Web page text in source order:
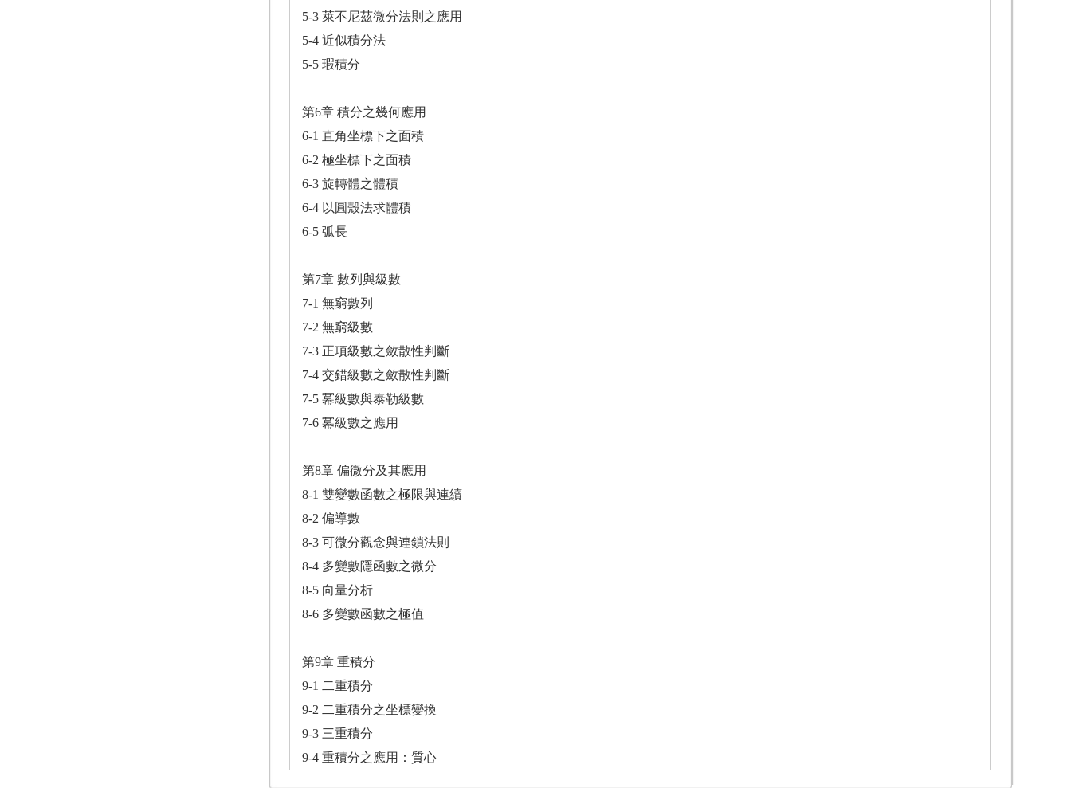
5-3 萊不尼茲微分法則之應用
5-4 近似積分法
5-5 瑕積分
第6章 積分之幾何應用
6-1 直角坐標下之面積
6-2 極坐標下之面積
6-3 旋轉體之體積
6-4 以圓殼法求體積
6-5 弧長
第7章 數列與級數
7-1 無窮數列
7-2 無窮級數
7-3 正項級數之斂散性判斷
7-4 交錯級數之斂散性判斷
7-5 冪級數與泰勒級數
7-6 冪級數之應用
第8章 偏微分及其應用
8-1 雙變數函數之極限與連續
8-2 偏導數
8-3 可微分觀念與連鎖法則
8-4 多變數隱函數之微分
8-5 向量分析
8-6 多變數函數之極值
第9章 重積分
9-1 二重積分
9-2 二重積分之坐標變換
9-3 三重積分
9-4 重積分之應用：質心